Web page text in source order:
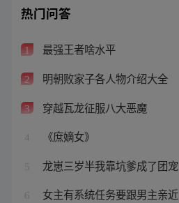
热门问答
1 最强王者啥水平
2 明朝败家子各人物介绍大全
3 穿越瓦龙征服八大恶魔
4 《庶嫡女》
5 龙崽三岁半我靠坑爹成了团宠
6 女主有系统任务要跟男主亲近